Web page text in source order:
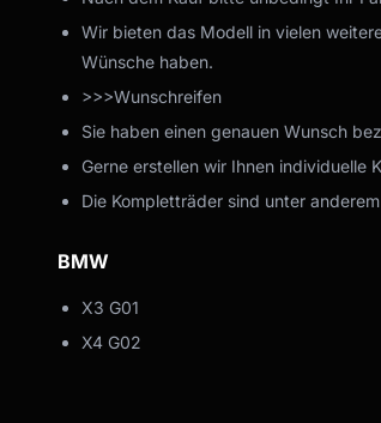
Wir bieten das Modell in vielen
Wünsche haben.
>>>Wunschreifen
Sie haben einen genauen Wunsch
Gerne erstellen wir Ihnen individuelle
Die Kompletträder sind unter
BMW
X3 G01
X4 G02